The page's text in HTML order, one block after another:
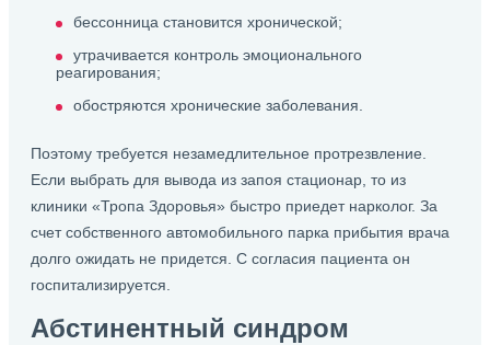
бессонница становится хронической;
утрачивается контроль эмоционального
реагирования;
обостряются хронические заболевания.
Поэтому требуется незамедлительное протрезвление.
Если выбрать для вывода из запоя стационар, то из
клиники «Тропа Здоровья» быстро приедет нарколог. За
счет собственного автомобильного парка прибытия врача
долго ожидать не придется. С согласия пациента он
госпитализируется.
Абстинентный синдром